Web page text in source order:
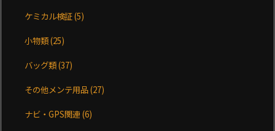
ケミカル検証(5)
小物類(25)
バッグ類(37)
その他メンテ用品(27)
ナビ・GPS関連(6)